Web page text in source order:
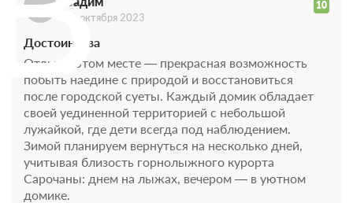
10
31 октября 2023
Достоинства
Отдых в этом месте — прекрасная возможность
побыть наедине с природой и восстановиться
после городской суеты. Каждый домик обладает
своей уединенной территорией с небольшой
лужайкой, где дети всегда под наблюдением.
Зимой планируем вернуться на несколько дней,
учитывая близость горнолыжного курорта
Сарочаны: днем на лыжах, вечером — в уютном
домике.